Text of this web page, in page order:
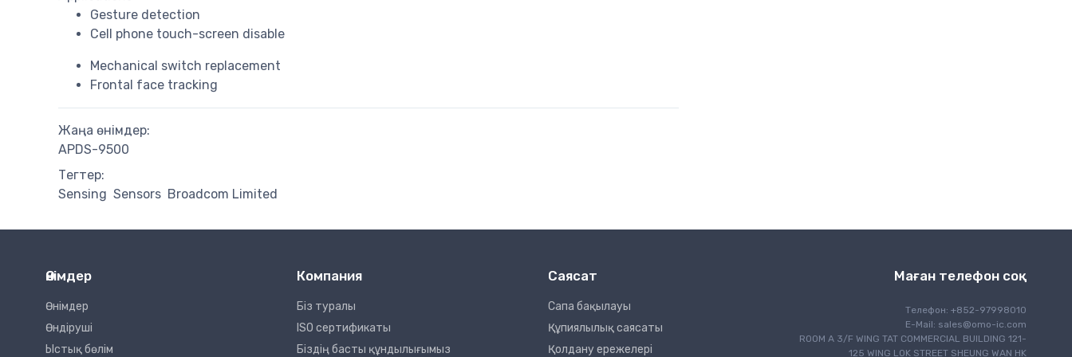
Gesture detection
Cell phone touch-screen disable
Mechanical switch replacement
Frontal face tracking
Жаңа өнімдер:
APDS-9500
Тегтер:
Sensing Sensors Broadcom Limited
Өнімдер
Өнімдер
Өндіруші
Ыстық бөлім
Компания
Біз туралы
ISO сертификаты
Біздің басты құндылығымыз
Саясат
Сапа бақылауы
Құпиялылық саясаты
Қолдану ережелері
Маған телефон соқ
Телефон: +852-97998010
E-Mail: sales@omo-ic.com
ROOM A 3/F WING TAT COMMERCIAL BUILDING 121-
125 WING LOK STREET SHEUNG WAN HK